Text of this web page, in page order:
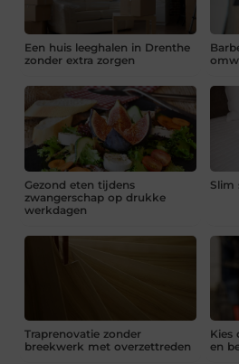
Een huis leeghalen in Drenthe
zonder extra zorgen
Gezond eten tijdens
zwangerschap op drukke
werkdagen
Slim
Traprenovatie zonder
breekwerk met overzettreden
Kies
en